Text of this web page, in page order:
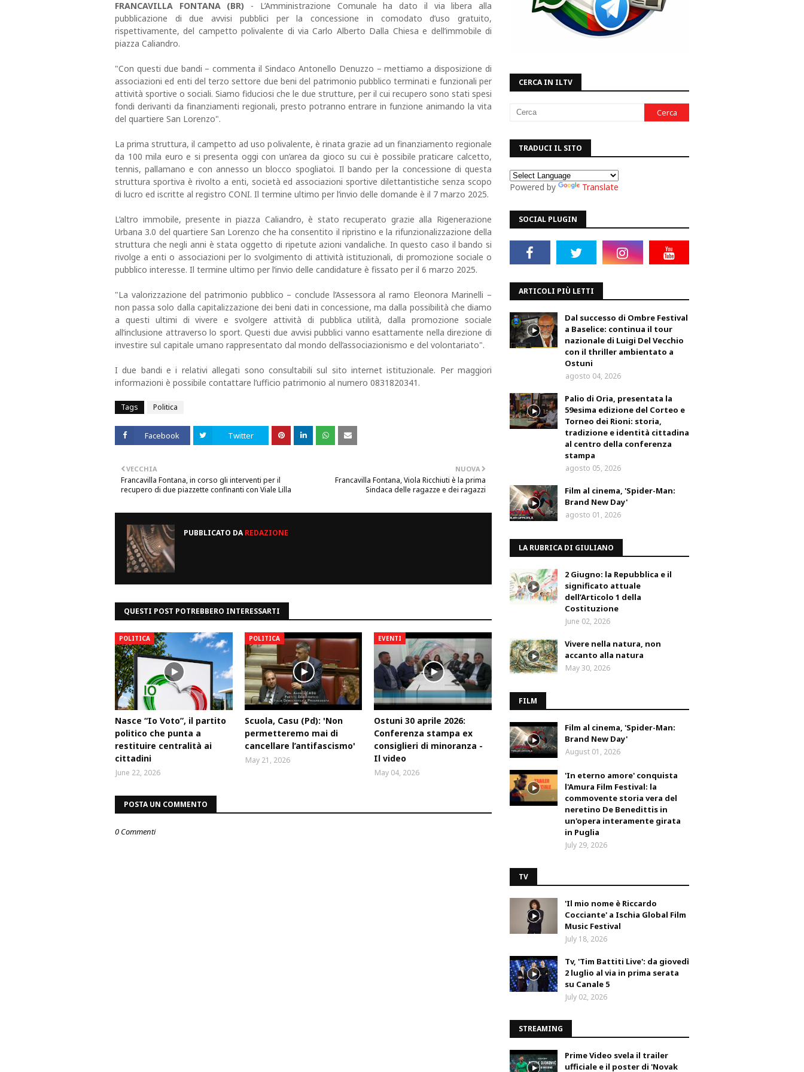
FRANCAVILLA FONTANA (BR) - L’Amministrazione Comunale ha dato il via libera alla
pubblicazione di due avvisi pubblici per la concessione in comodato d’uso gratuito,
rispettivamente, del campetto polivalente di via Carlo Alberto Dalla Chiesa e dell’immobile di
piazza Caliandro.
"Con questi due bandi – commenta il Sindaco Antonello Denuzzo – mettiamo a disposizione di
associazioni ed enti del terzo settore due beni del patrimonio pubblico terminati e funzionali per
attività sportive o sociali. Siamo fiduciosi che le due strutture, per il cui recupero sono stati spesi
fondi derivanti da finanziamenti regionali, presto potranno entrare in funzione animando la vita
del quartiere San Lorenzo".
La prima struttura, il campetto ad uso polivalente, è rinata grazie ad un finanziamento regionale
da 100 mila euro e si presenta oggi con un’area da gioco su cui è possibile praticare calcetto,
tennis, pallamano e con annesso un blocco spogliatoi. Il bando per la concessione di questa
struttura sportiva è rivolto a enti, società ed associazioni sportive dilettantistiche senza scopo
di lucro ed iscritte al registro CONI. Il termine ultimo per l’invio delle domande è il 7 marzo 2025.
L’altro immobile, presente in piazza Caliandro, è stato recuperato grazie alla Rigenerazione
Urbana 3.0 del quartiere San Lorenzo che ha consentito il ripristino e la rifunzionalizzazione della
struttura che negli anni è stata oggetto di ripetute azioni vandaliche. In questo caso il bando si
rivolge a enti o associazioni per lo svolgimento di attività istituzionali, di promozione sociale o
pubblico interesse. Il termine ultimo per l’invio delle candidature è fissato per il 6 marzo 2025.
"La valorizzazione del patrimonio pubblico – conclude l’Assessora al ramo Eleonora Marinelli –
non passa solo dalla capitalizzazione dei beni dati in concessione, ma dalla possibilità che diamo
a questi ultimi di vivere e svolgere attività di pubblica utilità, dalla promozione sociale
all’inclusione attraverso lo sport. Questi due avvisi pubblici vanno esattamente nella direzione di
investire sul capitale umano rappresentato dal mondo dell’associazionismo e del volontariato".
I due bandi e i relativi allegati sono consultabili sul sito internet istituzionale. Per maggiori
informazioni è possibile contattare l’ufficio patrimonio al numero 0831820341.
Tags Politica
Facebook Twitter
NUOVA
Francavilla Fontana, Viola Ricchiuti è la prima
Sindaca delle ragazze e dei ragazzi
VECCHIA
Francavilla Fontana, in corso gli interventi per il
recupero di due piazzette confinanti con Viale Lilla
PUBBLICATO DAREDAZIONE
QUESTI POST POTREBBERO INTERESSARTI
POLITICA
Nasce “Io Voto”, il partito
politico che punta a
restituire centralità ai
cittadini
June 22, 2026
POLITICA
Scuola, Casu (Pd): 'Non
permetteremo mai di
cancellare l’antifascismo'
May 21, 2026
EVENTI
Ostuni 30 aprile 2026:
Conferenza stampa ex
consiglieri di minoranza -
Il video
May 04, 2026
POSTA UN COMMENTO
0 Commenti
CERCA IN ILTV
TRADUCI IL SITO
Powered by Translate
SOCIAL PLUGIN
ARTICOLI PIÙ LETTI
Dal successo di Ombre Festival
a Baselice: continua il tour
nazionale di Luigi Del Vecchio
con il thriller ambientato a
Ostuni
agosto 04, 2026
Palio di Oria, presentata la
59esima edizione del Corteo e
Torneo dei Rioni: storia,
tradizione e identità cittadina
al centro della conferenza
stampa
agosto 05, 2026
Film al cinema, 'Spider-Man:
Brand New Day'
agosto 01, 2026
LA RUBRICA DI GIULIANO
2 Giugno: la Repubblica e il
significato attuale
dell’Articolo 1 della
Costituzione
June 02, 2026
Vivere nella natura, non
accanto alla natura
May 30, 2026
FILM
Film al cinema, 'Spider-Man:
Brand New Day'
August 01, 2026
'In eterno amore' conquista
l'Amura Film Festival: la
commovente storia vera del
neretino De Benedittis in
un'opera interamente girata
in Puglia
July 29, 2026
TV
'Il mio nome è Riccardo
Cocciante' a Ischia Global Film
Music Festival
July 18, 2026
Tv, 'Tim Battiti Live': da giovedì
2 luglio al via in prima serata
su Canale 5
July 02, 2026
STREAMING
Prime Video svela il trailer
ufficiale e il poster di 'Novak